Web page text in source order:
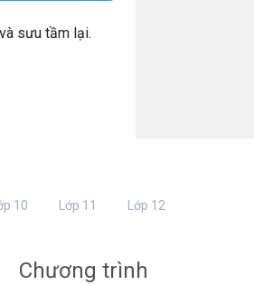
sưu tầm lại.
10 Lớp 11 Lớp 12
Chương trình